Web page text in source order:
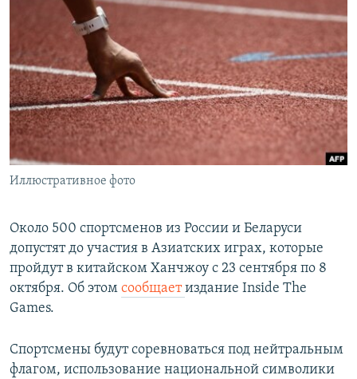
СИБИРЬ.РЕАЛИИ
РАСПИСАНИЕ ВЕЩАНИЯ
ПОДПИШИТЕСЬ НА РАССЫЛКУ
СОЦИАЛЬНЫЕ СЕТИ
Все сайты РСЕ/РС
Иллюстративное фото
Около 500 спортсменов из России и Беларуси
допустят до участия в Азиатских играх, которые
пройдут в китайском Ханчжоу с 23 сентября по 8
октября. Об этом сообщаетиздание Inside The
Games.
Спортсмены будут соревноваться под нейтральным
флагом, использование национальной символики